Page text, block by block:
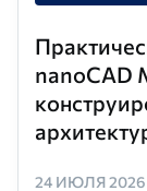
nanoCAD
24 ИЮЛЯ 2026